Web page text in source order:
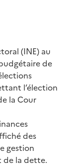
(INE) au
de
l’élection
la Cour
des
gestion
de la dette.